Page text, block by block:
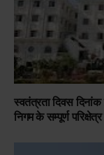
स्वतंत्रता दिवस
निगम के सम्पूर्ण